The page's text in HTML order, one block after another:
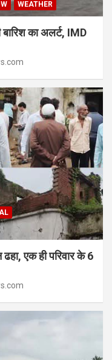
WEATHER
का अलर्ट, IMD
एक ही परिवार के 6